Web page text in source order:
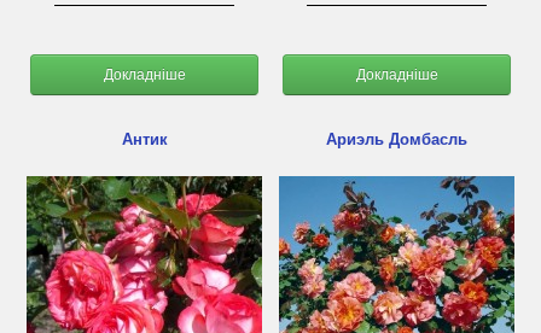
Докладніше Докладніше
Антик Ариэль Домбасль